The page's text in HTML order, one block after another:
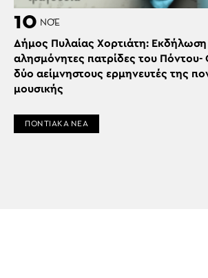
10 ΝΟΈ
Δήμος Πυλαίας Χορτιάτη: Εκδήλωση
αλησμόνητες πατρίδες του Πόντου-
δύο αείμνηστους ερμηνευτές της
μουσικής
ΠΟΝΤΙΑΚΑ ΝΕΑ